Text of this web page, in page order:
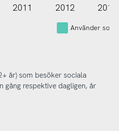
2011 2012 2013
Använder
år) som besöker sociala
gång respektive dagligen, år